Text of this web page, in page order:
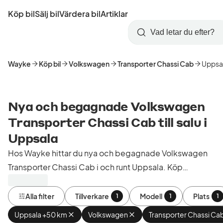
till
Startsida
Köp bilSälj bilVärdera bilArtiklar
Skapa
konto
Logga
in
Sök
Wayke Köp bil Volkswagen Transporter Chassi Cab
Nya och begagnade Volkswagen
Transporter Chassi Cab till salu i
Uppsala
Hos Wayke hittar du nya och begagnade Volkswagen
Transporter Chassi Cab i och runt Uppsala. Köp
Sverige.Alla filter Tillverkare 1 Modell 1 Plats 1
Uppsala +50 km Ta
Volkswagen Ta
Transporter Chassi